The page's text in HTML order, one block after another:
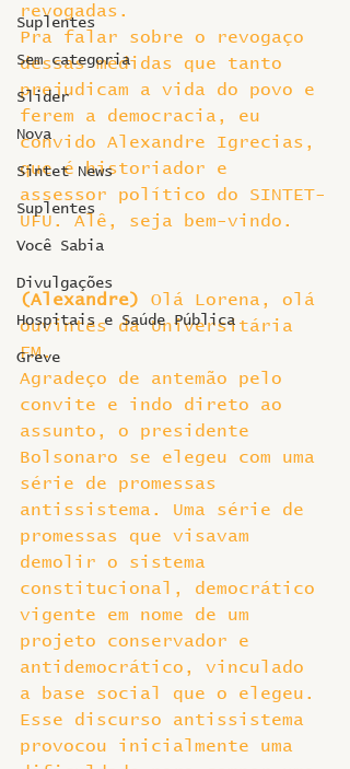
Suplentes
Sem categoria
Slider
Nova
Sintet News
Suplentes
Você Sabia
Divulgações
Hospitais e Saúde Pública
Greve
revogadas.
Pra falar sobre o revogaço
dessas medidas que tanto
prejudicam a vida do povo e
ferem a democracia, eu
convido Alexandre Igrecias,
que é historiador e
assessor político do SINTET-
UFU. Alê, seja bem-vindo.
(Alexandre)
Olá Lorena, olá
ouvintes da Universitária
FM.
Agradeço de antemão pelo
convite e indo direto ao
assunto, o presidente
Bolsonaro se elegeu com uma
série de promessas
antissistema. Uma série de
promessas que visavam
demolir o sistema
constitucional, democrático
vigente em nome de um
projeto conservador e
antidemocrático, vinculado
a base social que o elegeu.
Esse discurso antissistema
provocou inicialmente uma